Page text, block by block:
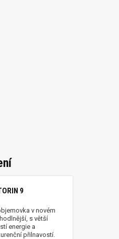
9
v novém
s větší
energie a
přilnavostí.